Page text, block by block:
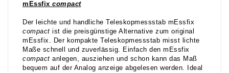
mEssfix compact
Der leichte und handliche Teleskopmessstab mEssfix
compact ist die preisgünstige Alternative zum original
mEssfix. Der kompakte Teleskopmessstab misst lichte
Maße schnell und zuverlässig. Einfach den mEssfix
compact anlegen, ausziehen und schon kann das Maß
bequem auf der Analog anzeige abgelesen werden. Ideal